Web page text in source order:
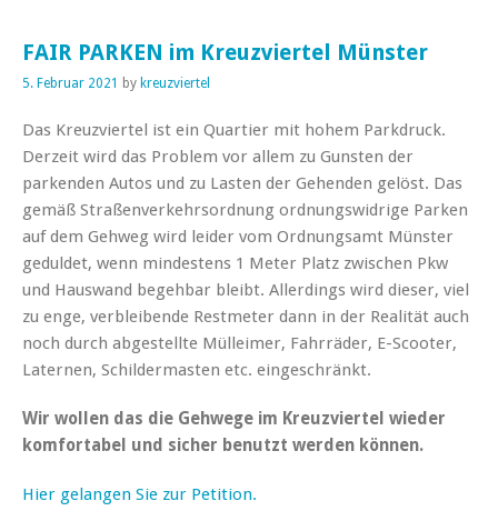
FAIR PARKEN im Kreuzviertel Münster
5. Februar 2021 by kreuzviertel
Das Kreuzviertel ist ein Quartier mit hohem Parkdruck.
Derzeit wird das Problem vor allem zu Gunsten der
parkenden Autos und zu Lasten der Gehenden gelöst. Das
gemäß Straßenverkehrsordnung ordnungswidrige Parken
auf dem Gehweg wird leider vom Ordnungsamt Münster
geduldet, wenn mindestens 1 Meter Platz zwischen Pkw
und Hauswand begehbar bleibt. Allerdings wird dieser, viel
zu enge, verbleibende Restmeter dann in der Realität auch
noch durch abgestellte Mülleimer, Fahrräder, E-Scooter,
Laternen, Schildermasten etc. eingeschränkt.
Wir wollen das die Gehwege im Kreuzviertel wieder
komfortabel und sicher benutzt werden können.
Hier gelangen Sie zur Petition.